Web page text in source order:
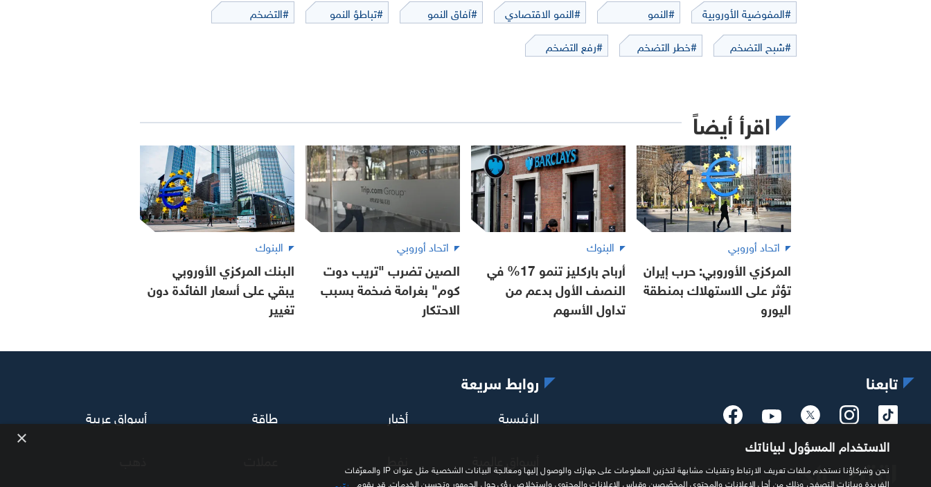
#المفوضية الأوروبية #النمو #النمو الاقتصادي #آفاق النمو #تباطؤ النمو
#التضخم
#شبح التضخم
#خطر التضخم #رفع التضخم
اقرأ أيضاً
اتحاد أوروبي
المركزي الأوروبي: حرب إيران
تؤثر على الاستهلاك بمنطقة
اليورو
البنوك
أرباح باركليز تنمو 17% في
النصف الأول بدعم من
تداول الأسهم
اتحاد أوروبي
الصين تضرب "تريب دوت
كوم" بغرامة ضخمة بسبب
الاحتكار
البنوك
البنك المركزي الأوروبي
يبقي على أسعار الفائدة دون
تغيير
تابعنا روابط سريعة
الرئيسية أخبار طاقة
أسواق عربية
× الاستخدام المسؤول لبياناتك
نحن وشركاؤنا نستخدم ملفات تعريف الارتباط وتقنيات مشابهة لتخزين المعلومات على جهازك والوصول إليها ومعالجة البيانات الشخصية مثل عنوان IP والمعرّفات
الفريدة وبيانات التصفح، وذلك من أجل الإعلانات والمحتوى المخصّصين وقياس الإعلانات والمحتوى واستخلاص رؤى حول الجمهور وتحسين الخدمات. قد يقوم